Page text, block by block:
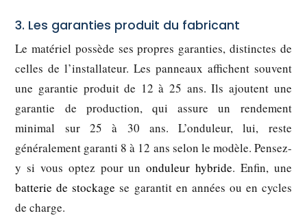
3. Les garanties produit du fabricant
Le matériel possède ses propres garanties, distinctes de
celles de l’installateur. Les panneaux affichent souvent
une garantie produit de 12 à 25 ans. Ils ajoutent une
garantie de production, qui assure un rendement
minimal sur 25 à 30 ans. L’onduleur, lui, reste
généralement garanti 8 à 12 ans selon le modèle. Pensez-
y si vous optez pour unonduleur hybride. Enfin, une
batterie de stockage se garantit en années ou en cycles
de charge.